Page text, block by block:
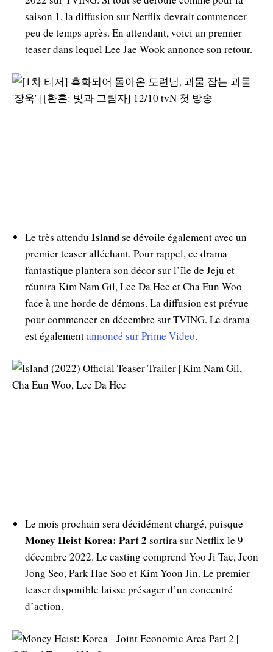
saison 1, la diffusion sur Netflix devrait commencer
peu de temps après. En attendant, voici un premier
teaser dans lequel Lee Jae Wook annonce son retour.
Le très attendu Islandse dévoile également avec un
premier teaser alléchant. Pour rappel, ce drama
fantastique plantera son décor sur l’île de Jeju et
réunira Kim Nam Gil, Lee Da Hee et Cha Eun Woo
face à une horde de démons. La diffusion est prévue
pour commencer en décembre sur TVING. Le drama
est égalementannoncé sur Prime Video.
Le mois prochain sera décidément chargé, puisque
Money Heist Korea: Part 2 sortira sur Netflix le 9
décembre 2022. Le casting comprend Yoo Ji Tae, Jeon
Jong Seo, Park Hae Soo et Kim Yoon Jin. Le premier
teaser disponible laisse présager d’un concentré
d’action.